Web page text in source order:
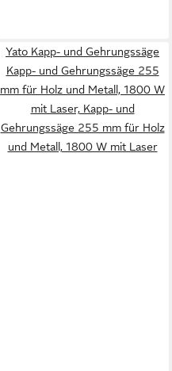
Yato Kapp- und Gehrungssäge
Kapp- und Gehrungssäge 255
mm für Holz und Metall, 1800 W
mit Laser, Kapp- und
Gehrungssäge 255 mm für Holz
und Metall, 1800 W mit Laser